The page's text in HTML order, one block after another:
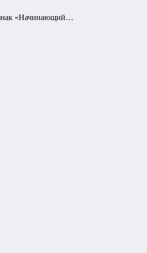
знак «Начинающий…